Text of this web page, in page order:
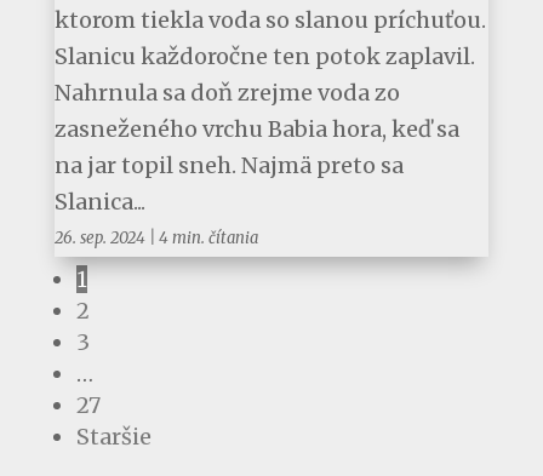
ktorom tiekla voda so slanou príchuťou.
Slanicu každoročne ten potok zaplavil.
Nahrnula sa doň zrejme voda zo
zasneženého vrchu Babia hora, keď sa
na jar topil sneh. Najmä preto sa
Slanica...
26. sep. 2024| 4 min. čítania
1
2
3
…
27
Staršie